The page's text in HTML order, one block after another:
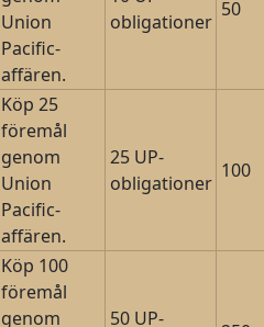
Union
Pacific-
affären.
obligationer
50
Köp 25
föremål
genom
Union
Pacific-
affären.
25 UP-
obligationer
100
Köp 100
föremål
genom
50 UP-